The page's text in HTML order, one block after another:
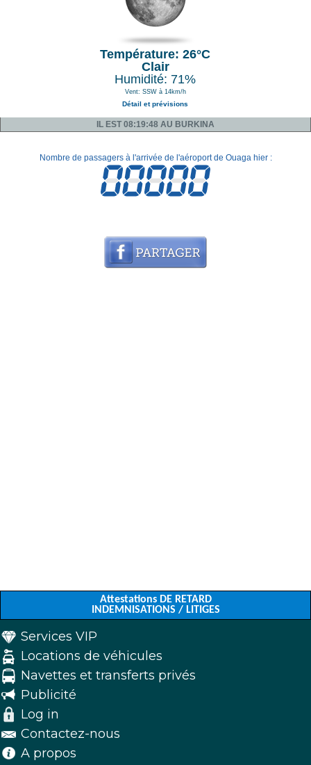
Température: 26°C
Clair
Humidité: 71%
Vent: SSW à 14km/h
Détail et prévisions
IL EST 08:19:48 AU BURKINA
Nombre de passagers à l'arrivée de l'aéroport de Ouaga hier :
Attestations DE RETARD
INDEMNISATIONS / LITIGES
Services VIP
Locations de véhicules
Navettes et transferts privés
Publicité
Log in
Contactez-nous
A propos